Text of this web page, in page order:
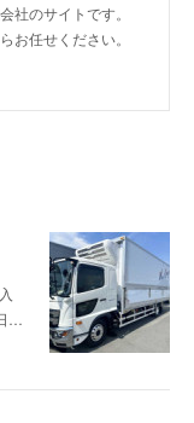
社のサイトです。
お任せください。
…